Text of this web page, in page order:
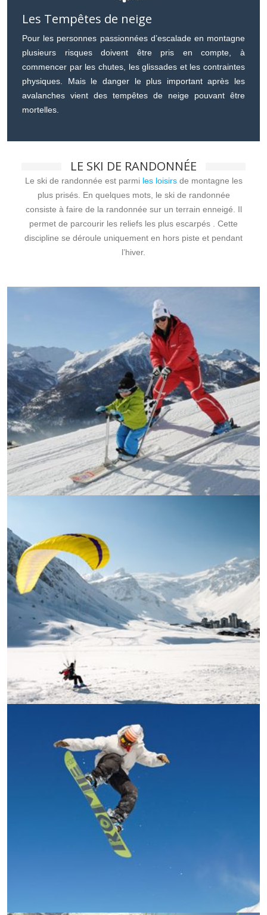
Les Tempêtes de neige
Pour les personnes passionnées d’escalade en montagne
plusieurs risques doivent être pris en compte, à
commencer par les chutes, les glissades et les contraintes
physiques. Mais le danger le plus important après les
avalanches vient des tempêtes de neige pouvant être
mortelles.
LE SKI DE RANDONNÉE
Le ski de randonnée est parmi les loisirsde montagne les
plus prisés. En quelques mots, le ski de randonnée
consiste à faire de la randonnée sur un terrain enneigé. Il
permet de parcourir les reliefs les plus escarpés . Cette
discipline se déroule uniquement en hors piste et pendant
l’hiver.